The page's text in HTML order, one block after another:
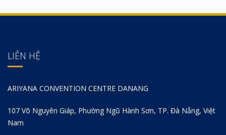
LIÊN HỆ
ARIYANA CONVENTION CENTRE DANANG
107 Võ Nguyên Giáp, Phường Ngũ Hành Sơn, TP. Đà Nẵng, Việt
Nam